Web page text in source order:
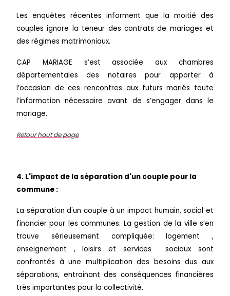
Les enquêtes récentes informent que la moitié des
couples ignore la teneur des contrats de mariages et
des régimes matrimoniaux.
CAP MARIAGE s’est associée aux chambres
départementales des notaires pour apporter à
l’occasion de ces rencontres aux futurs mariés toute
l’information nécessaire avant de s’engager dans le
mariage.
Retour haut de page
4. L'impact de la séparation d'un couple pour la
commune :
La séparation d'un couple à un impact humain, social et
financier pour les communes. La gestion de la ville s’en
trouve sérieusement compliquée: logement ,
enseignement , loisirs et services sociaux sont
confrontés à une multiplication des besoins dus aux
séparations, entrainant des conséquences financières
très importantes pour la collectivité.